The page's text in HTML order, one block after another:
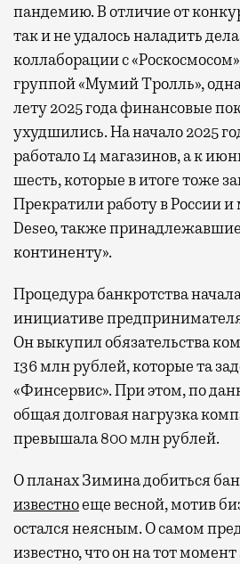
пандемию. В отличие от
так и не удалось наладить
коллаборации с
группой «Мумий Тролль»,
лету 2025 года финансовые
ухудшились. На начало 2025
работало 14 магазинов, а к
шесть, которые в итоге тоже
Прекратили работу в России
Deseo, также
континенту».
Процедура банкротства
инициативе
Он выкупил обязательства
136 млн рублей, которые та
«Финсервис». При этом, по
общая долговая нагрузка
превышала 800 млн рублей.
О планах Зимина добиться
известноеще весной, мотив
остался неясным. О самом
известно, что он на тот